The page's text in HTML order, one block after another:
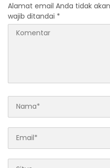
Alamat email Anda tidak
wajib ditandai *